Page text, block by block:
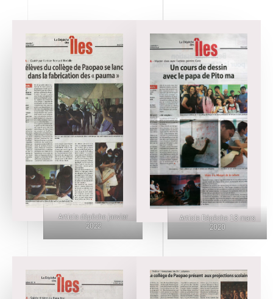
Article dépêche janvier
2022
Article Dépêche 18 mars
2020